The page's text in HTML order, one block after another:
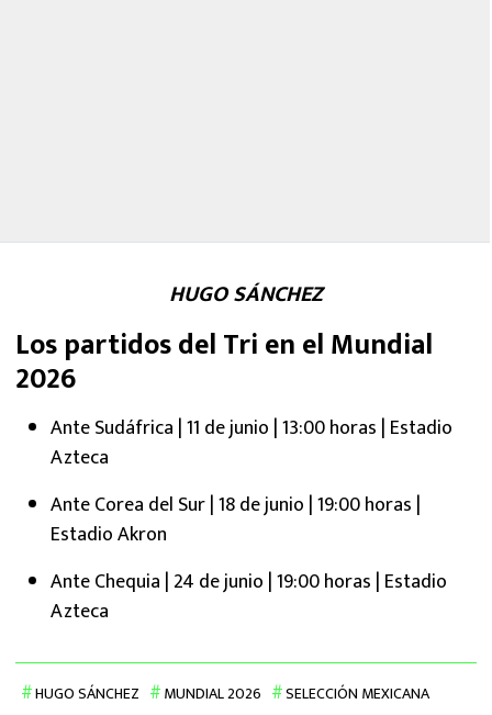
HUGO SÁNCHEZ
Los partidos del Tri en el Mundial
2026
Ante Sudáfrica | 11 de junio | 13:00 horas | Estadio
Azteca
Ante Corea del Sur | 18 de junio | 19:00 horas |
Estadio Akron
Ante Chequia | 24 de junio | 19:00 horas | Estadio
Azteca
HUGO SÁNCHEZ MUNDIAL 2026 SELECCIÓN MEXICANA